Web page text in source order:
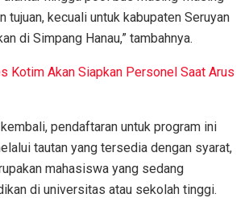
tujuan, kecuali untuk kabupaten Seruyan
di Simpang Hanau,” tambahnya.
Kotim Akan Siapkan Personel Saat Arus
pendaftaran untuk program ini
tautan yang tersedia dengan syarat,
mahasiswa yang sedang
di universitas atau sekolah tinggi.